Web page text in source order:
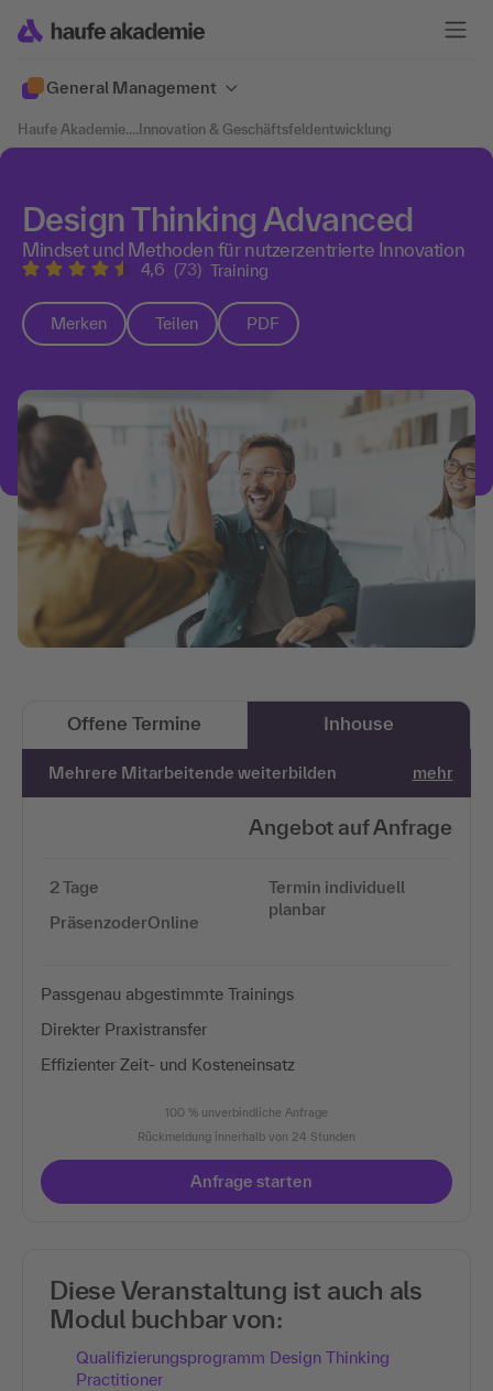
General Management
Haufe Akademie....Innovation & Geschäftsfeldentwicklung
Design Thinking Advanced
Mindset und Methoden für nutzerzentrierte Innovation
4,6 (73) Training
Merken Teilen PDF
Offene Termine Inhouse
Mehrere Mitarbeitende weiterbilden mehr
Angebot auf Anfrage
2 Tage
PräsenzoderOnline
Termin individuell
planbar
Passgenau abgestimmte Trainings
Direkter Praxistransfer
Effizienter Zeit- und Kosteneinsatz
100 % unverbindliche Anfrage
Rückmeldung innerhalb von 24 Stunden
Anfrage starten
Diese Veranstaltung ist auch als
Modul buchbar von:
Qualifizierungsprogramm Design Thinking
Practitioner